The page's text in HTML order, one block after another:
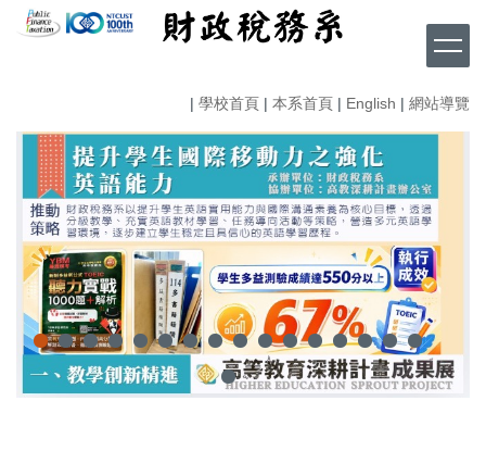
到
容
| 學校首頁 | 本系首頁 | English | 網站導覽